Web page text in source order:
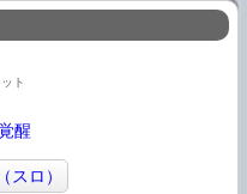
ト
醒
スロ）